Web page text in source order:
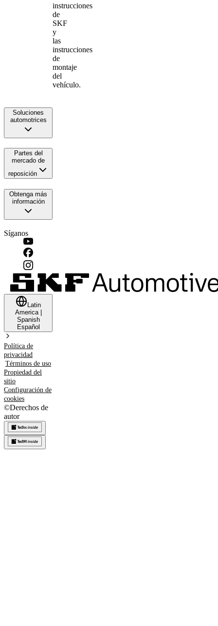
instrucciones
de
SKF
y
las
instrucciones
de
montaje
del
vehículo.
Soluciones
automotrices
Partes del
mercado de
reposición
Obtenga más
información
Síganos
Latin
America|
Spanish
Español
Política de
privacidad
Términos de uso
Propiedad del
sitio
Configuración de
cookies
©Derechos de
autor